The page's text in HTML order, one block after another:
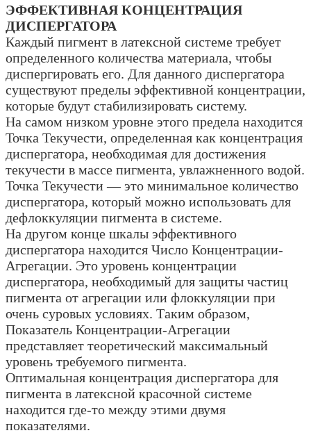
ЭФФЕКТИВНАЯ КОНЦЕНТРАЦИЯ
ДИСПЕРГАТОРА
Каждый пигмент в латексной системе требует
определенного количества материала, чтобы
диспергировать его. Для данного диспергатора
существуют пределы эффективной концентрации,
которые будут стабилизировать систему.
На самом низком уровне этого предела находится
Точка Текучести, определенная как концентрация
диспергатора, необходимая для достижения
текучести в массе пигмента, увлажненного водой.
Точка Текучести — это минимальное количество
диспергатора, который можно использовать для
дефлоккуляции пигмента в системе.
На другом конце шкалы эффективного
диспергатора находится Число Концентрации-
Агрегации. Это уровень концентрации
диспергатора, необходимый для защиты частиц
пигмента от агрегации или флоккуляции при
очень суровых условиях. Таким образом,
Показатель Концентрации-Агрегации
представляет теоретический максимальный
уровень требуемого пигмента.
Оптимальная концентрация диспергатора для
пигмента в латексной красочной системе
находится где-то между этими двумя
показателями.